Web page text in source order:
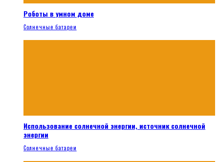
Роботы в умном доме
Солнечные батареи
Использование солнечной энергии, источник солнечной
энергии
Солнечные батареи